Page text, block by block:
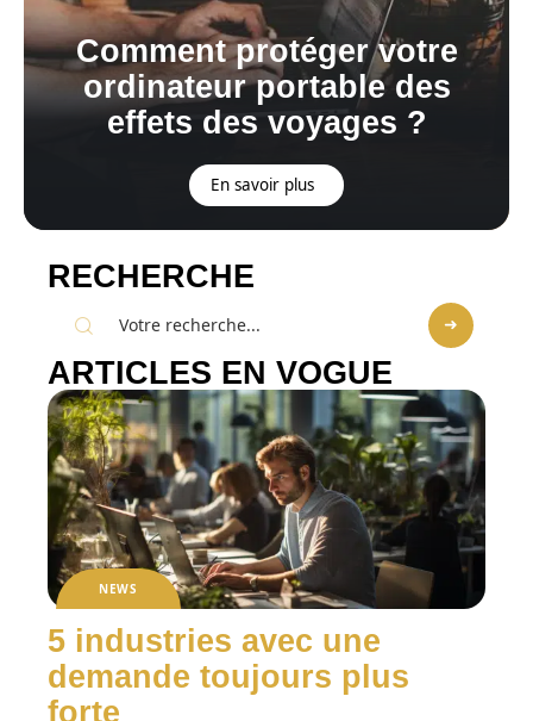
Comment protéger votre
ordinateur portable des
effets des voyages ?
En savoir plus
RECHERCHE
ARTICLES EN VOGUE
NEWS
5 industries avec une
demande toujours plus
forte